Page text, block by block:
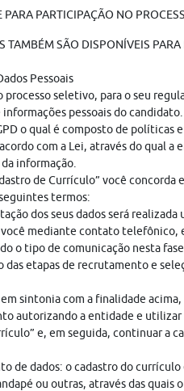
PARTICIPAÇÃO NO
TAMBÉM SÃO DISPONÍVEIS
Pessoais
processo seletivo, para o seu
pessoais do candidato.
o qual é composto de políticas
com a Lei, através do qual
informação.
de Currículo” você
termos:
dos seus dados será
mediante contato telefônico,
o tipo de comunicação nesta
etapas de recrutamento e
sintonia com a finalidade
autorizando a entidade e utilizar
e, em seguida, continuar a
de dados: o cadastro do
ou outras, através das quais